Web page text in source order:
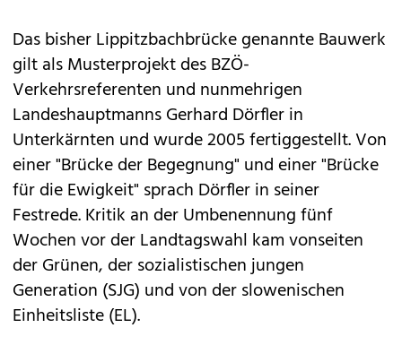
Das bisher Lippitzbachbrücke genannte Bauwerk
gilt als Musterprojekt des BZÖ-
Verkehrsreferenten und nunmehrigen
Landeshauptmanns Gerhard Dörfler in
Unterkärnten und wurde 2005 fertiggestellt. Von
einer "Brücke der Begegnung" und einer "Brücke
für die Ewigkeit" sprach Dörfler in seiner
Festrede. Kritik an der Umbenennung fünf
Wochen vor der Landtagswahl kam vonseiten
der Grünen, der sozialistischen jungen
Generation (SJG) und von der slowenischen
Einheitsliste (EL).